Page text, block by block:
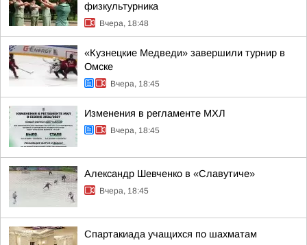
физкультурника
Вчера, 18:48
«Кузнецкие Медведи» завершили турнир в
Омске
Вчера, 18:45
Изменения в регламенте МХЛ
Вчера, 18:45
Александр Шевченко в «Славутиче»
Вчера, 18:45
Спартакиада учащихся по шахматам